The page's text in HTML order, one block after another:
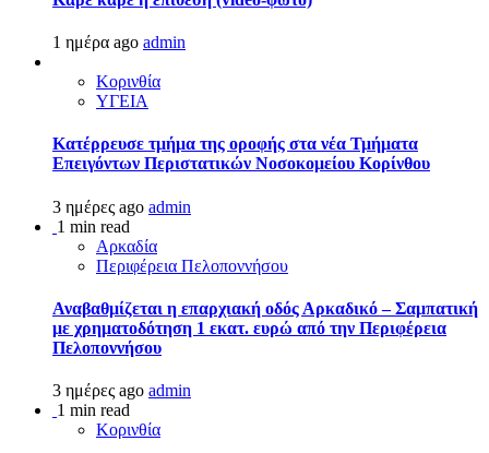
1 ημέρα ago admin
Κορινθία
ΥΓΕΙΑ
Kατέρρευσε τμήμα της οροφής στα νέα Τμήματα
Επειγόντων Περιστατικών Νοσοκομείου Κορίνθου
3 ημέρες ago admin
1 min read
Αρκαδία
Περιφέρεια Πελοποννήσου
Αναβαθμίζεται η επαρχιακή οδός Αρκαδικό – Σαμπατική
με χρηματοδότηση 1 εκατ. ευρώ από την Περιφέρεια
Πελοποννήσου
3 ημέρες ago admin
1 min read
Κορινθία